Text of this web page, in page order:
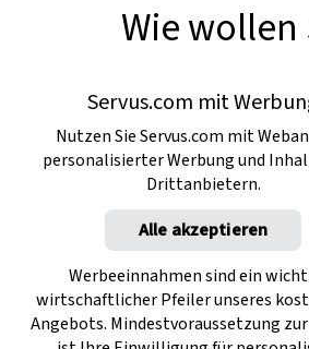
Wie wollen
Servus.com mit
Nutzen Sie Servus.com mit
personalisierter Werbung und
Drittanbietern.
Alle akzeptieren
Werbeeinnahmen sind ein
wirtschaftlicher Pfeiler unseres
Angebots. Mindestvoraussetzung